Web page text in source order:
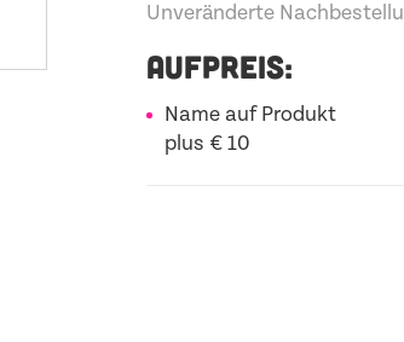
Unveränderte
AUFPREIS:
Name auf Produkt
plus € 10